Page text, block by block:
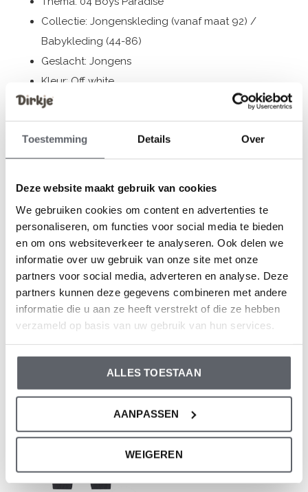
Toestemming Details Over
Deze website maakt gebruik van cookies
We gebruiken cookies om content en advertenties te
personaliseren, om functies voor social media te bieden
en om ons websiteverkeer te analyseren. Ook delen we
informatie over uw gebruik van onze site met onze
partners voor social media, adverteren en analyse. Deze
partners kunnen deze gegevens combineren met andere
informatie die u aan ze heeft verstrekt of die ze hebben
verzameld op basis van uw gebruik van hun services.
ALLES TOESTAAN
AANPASSEN
WEIGEREN
Collectie: Jongenskleding (vanaf maat 92) /
Babykleding (44-86)
Geslacht: Jongens
Kleur: Off white
Samenstelling: 55% Cotton/ 40% Polyester/ 5%
Elastane
Artikelnummer: N58689-35
je toch nog, klik dan
voor onze maattabel.
Reviews